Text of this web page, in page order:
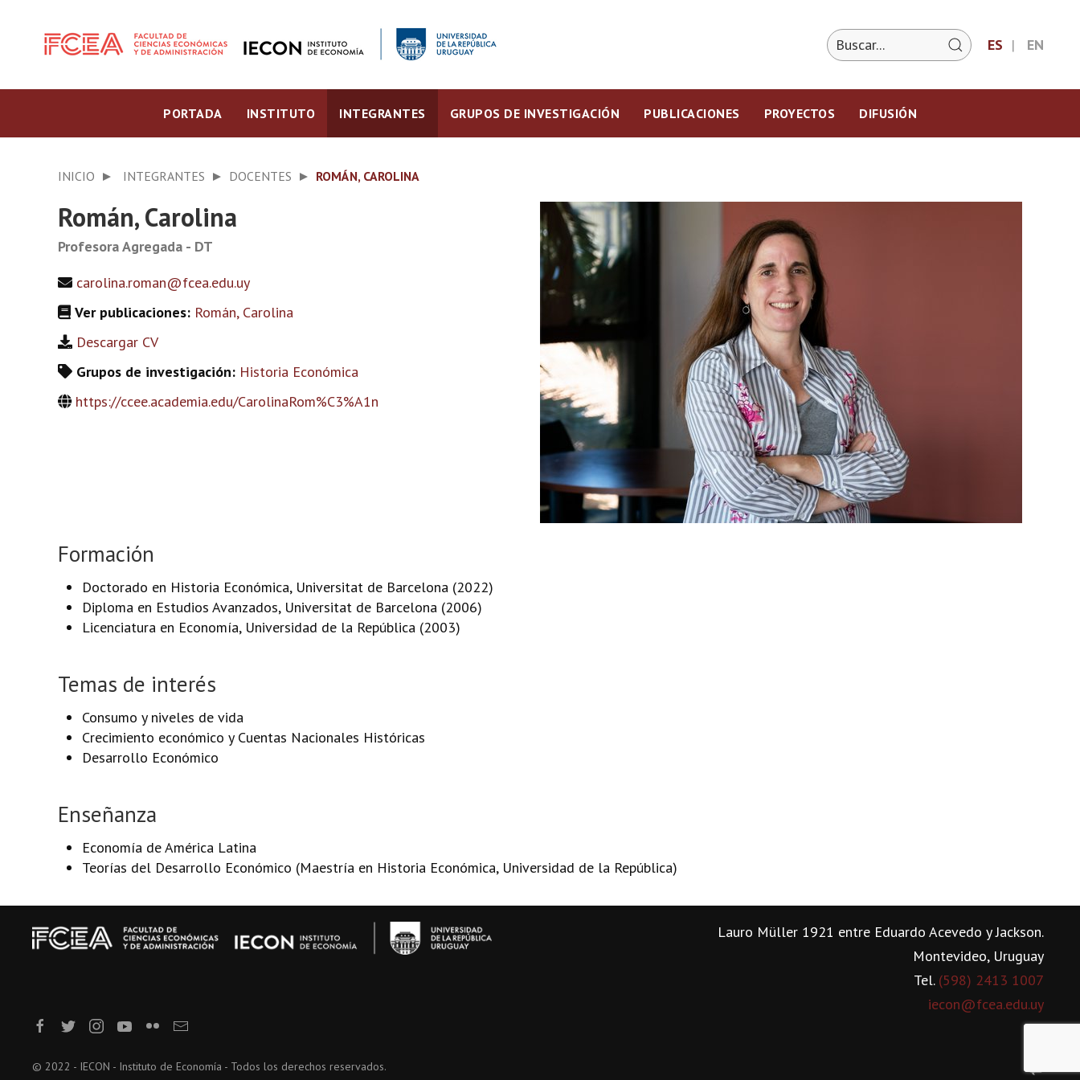
ES EN
PORTADA INSTITUTO INTEGRANTES GRUPOS DE INVESTIGACIÓN PUBLICACIONES PROYECTOS DIFUSIÓN
INICIO INTEGRANTES DOCENTES ROMÁN, CAROLINA
Román, Carolina
Profesora Agregada - DT
carolina.roman@fcea.edu.uy
Ver publicaciones: Román, Carolina
Descargar CV
Grupos de investigación: Historia Económica
https://ccee.academia.edu/CarolinaRom%C3%A1n
Formación
Doctorado en Historia Económica, Universitat de Barcelona (2022)
Diploma en Estudios Avanzados, Universitat de Barcelona (2006)
Licenciatura en Economía, Universidad de la República (2003)
Temas de interés
Consumo y niveles de vida
Crecimiento económico y Cuentas Nacionales Históricas
Desarrollo Económico
Enseñanza
Economía de América Latina
Teorías del Desarrollo Económico (Maestría en Historia Económica, Universidad de la República)
Lauro Müller 1921 entre Eduardo Acevedo y Jackson.
Montevideo, Uruguay
Tel. (598) 2413 1007
iecon@fcea.edu.uy
© 2022 - IECON - Instituto de Economía - Todos los derechos reservados.